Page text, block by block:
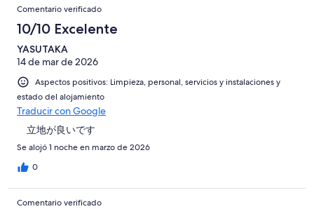
Comentario verificado
10/10 Excelente
YASUTAKA
14 de mar de 2026
Aspectos positivos: Limpieza, personal, servicios y instalaciones y
estado del alojamiento
Traducir con Google
立地が良いです
Se alojó 1 noche en marzo de 2026
0
Comentario verificado